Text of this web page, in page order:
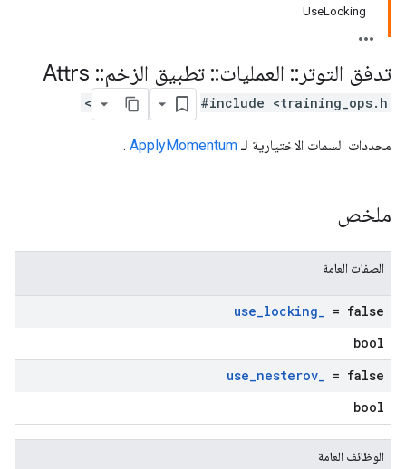
UseLocking
تدفق التوتر :: العمليات:: تطبيق الزخم::
#include <training_ops.h>
محددات السمات الاختيارية لـ ApplyMomentum
.
ملخص
الصفات العامة
use_locking_ = false
bool
use_nesterov_ = false
bool
الوظائف العامة